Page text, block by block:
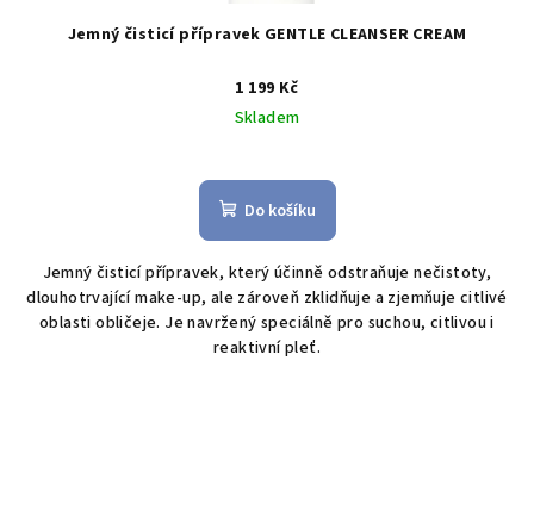
Jemný čisticí přípravek GENTLE CLEANSER CREAM
1 199 Kč
Skladem
Do košíku
Jemný čisticí přípravek, který účinně odstraňuje nečistoty,
dlouhotrvající make-up, ale zároveň zklidňuje a zjemňuje citlivé
oblastiobličeje. Je navržený speciálně pro suchou, citlivou i
reaktivní pleť.